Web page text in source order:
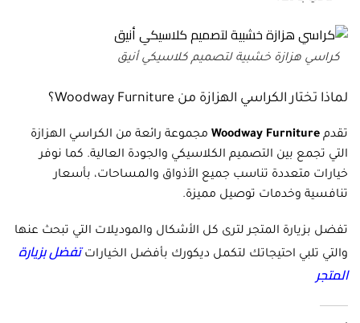
كراسي هزازة خشبية لتصميم كلاسيكي أنيق
لماذا تختار الكراسي الهزازة من Woodway Furniture؟
تقدم Woodway Furniture مجموعة رائعة من الكراسي الهزازة
التي تجمع بين التصميم الكلاسيكي والجودة العالية. كما نوفر
خيارات متعددة تناسب جميع الأذواق والمساحات، بأسعار
تنافسية وخدمات توصيل مميزة.
تفضل بزيارة المتجر لترى كل الأشكال والموديلات التي تبحث عنها
والتي تلبي احتيجاتك لتكمل ديكورك بأفضل الخياراتتفضل بزيارة
المتجر